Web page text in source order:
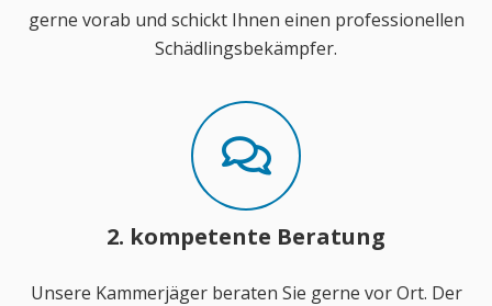
gerne vorab und schickt Ihnen einen professionellen
Schädlingsbekämpfer.
2. kompetente Beratung
Unsere Kammerjäger beraten Sie gerne vor Ort. Der